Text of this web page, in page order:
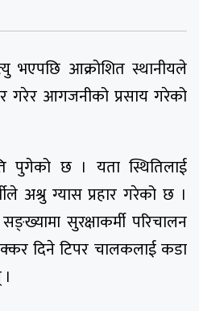
भएपछि आक्रोशित स्थानीयले
गरेर आगजनीको प्रसाय गरेको
पुगेको छ । यता स्थितिलाई
अश्रु ग्यास प्रहार गरेको छ ।
सुरक्षाकर्मी परिचालन
दिने टिपर चालकलाई कडा